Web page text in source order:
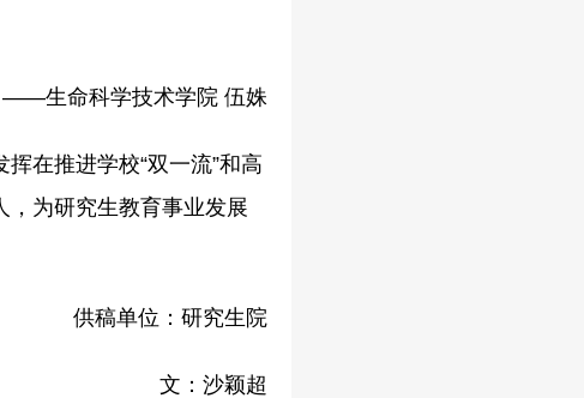
——生命科学技术学院 伍姝
在推进学校“双一流”和高
，为研究生教育事业发展
供稿单位：研究生院
文：沙颖超